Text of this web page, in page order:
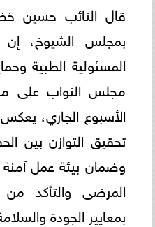
قال النائب حسين
بمجلس الشيوخ،
المسئولية الطبية
مجلس النواب على
الأسبوع الجاري،
تحقيق التوازن بين
وضمان بيئة عمل
المرضى والتأكد من
بمعايير الجودة